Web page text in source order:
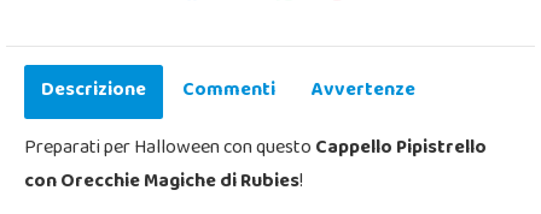
Descrizione Commenti
Avvertenze
Preparati per Halloween con questoCappello Pipistrello
con Orecchie Magiche di Rubies!